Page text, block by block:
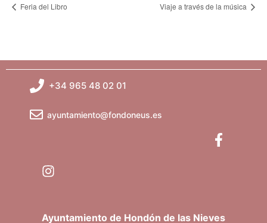
Feria del Libro Viaje a través de la música
+34 965 48 02 01
ayuntamiento@fondoneus.es
Ayuntamiento de Hondón de las Nieves